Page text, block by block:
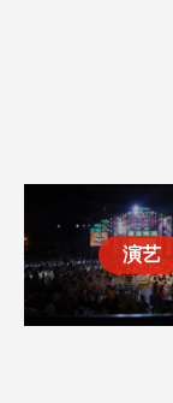
演艺